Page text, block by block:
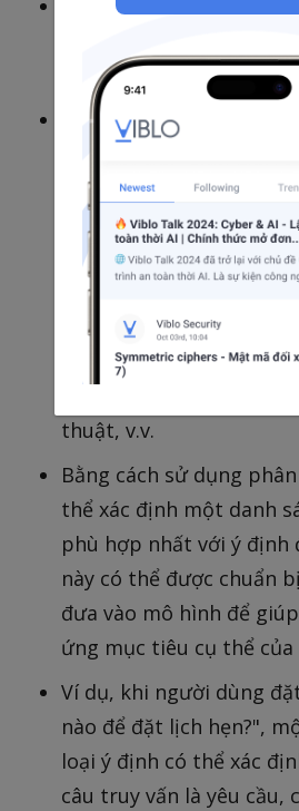
Phần này mình phải
hiểu ý đồ ở đây là gì.
lý thuyết của chiến lược
Đây là một chiến lược
định (intent
hướng dẫn quan trọng
truy vấn của người
hoặc mục đích mà
tả thông qua câu truy
loại ý định là quá trình
mà câu truy vấn thuộc
thuật, v.v.
Bằng cách sử dụng
thể xác định một danh
phù hợp nhất với ý định
này có thể được chuẩn
đưa vào mô hình để
ứng mục tiêu cụ thể
Ví dụ, khi người dùng
nào để đặt lịch hẹn?",
loại ý định có thể xác
câu truy vấn là yêu cầu,